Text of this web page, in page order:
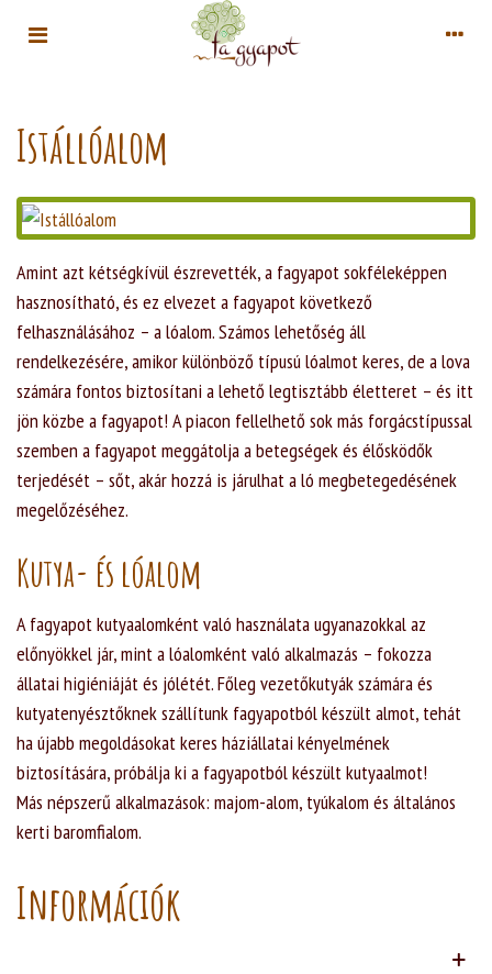
Istállóalom
Amint azt kétségkívül észrevették, a fagyapot sokféleképpen
hasznosítható, és ez elvezet a fagyapot következő
felhasználásához – a lóalom. Számos lehetőség áll
rendelkezésére, amikor különböző típusú lóalmot keres, de a lova
számára fontos biztosítani a lehető legtisztább életteret – és itt
jön közbe a fagyapot! A piacon fellelhető sok más forgácstípussal
szemben a fagyapot meggátolja a betegségek és élősködők
terjedését – sőt, akár hozzá is járulhat a ló megbetegedésének
megelőzéséhez.
Kutya- és lóalom
A fagyapot kutyaalomként való használata ugyanazokkal az
előnyökkel jár, mint a lóalomként való alkalmazás – fokozza
állatai higiéniáját és jólétét. Főleg vezetőkutyák számára és
kutyatenyésztőknek szállítunk fagyapotból készült almot, tehát
ha újabb megoldásokat keres háziállatai kényelmének
biztosítására, próbálja ki a fagyapotból készült kutyaalmot!
Más népszerű alkalmazások: majom-alom, tyúkalom és általános
kerti baromfialom.
Információk